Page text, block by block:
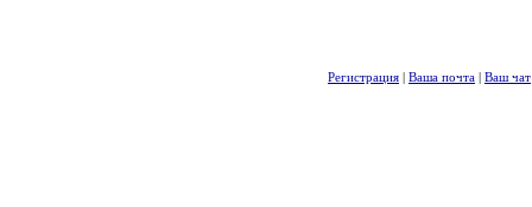
Регистрация | Ваша почта | Ваш чат